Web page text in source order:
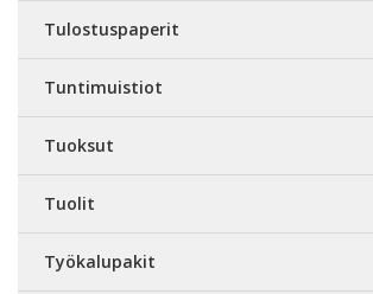
Tulostuspaperit
Tuntimuistiot
Tuoksut
Tuolit
Työkalupakit